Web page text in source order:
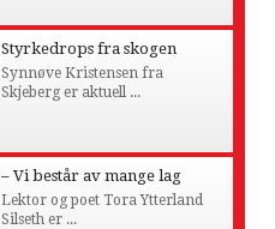
Styrkedrops fra skogen
Synnøve Kristensen fra
Skjeberg er aktuell ...
– Vi består av mange lag
Lektor og poet Tora Ytterland
Silseth er ...